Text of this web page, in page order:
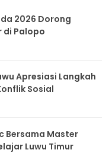
2026 Dorong
di Palopo
Apresiasi Langkah
Sosial
Bersama Master
Luwu Timur